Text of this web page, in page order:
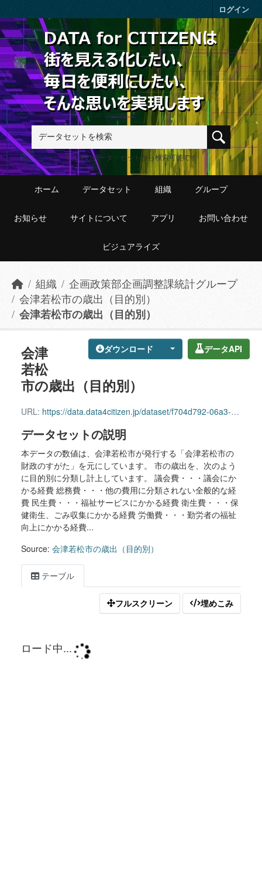
ログイン
411件のデータ・セットから検索可能です
ホーム データセット 組織 グループ
お知らせ サイトについて アプリ お問い合わせ
ビジュアライズ
組織
企画政策部企画調整課統計グループ
会津若松市の歳出（目的別）
会津若松市の歳出（目的別）
ダウンロード データAPI
会津
若松
市の歳出（目的別）
URL: https://data.data4citizen.jp/dataset/f704d792-06a3-417b-abe3-cefa765d4845/resource/21ad91d1-fcf5-4ac6-be7f-a19611df5212/download/oaizupurposeexpenditure.csv
データセットの説明
本データの数値は、会津若松市が発行する「会津若松市の
財政のすがた」を元にしています。 市の歳出を、次のよう
に目的別に分類し計上しています。 議会費・・・議会にか
かる経費 総務費・・・他の費用に分類されない全般的な経
費 民生費・・・福祉サービスにかかる経費 衛生費・・・保
健衛生、ごみ収集にかかる経費 労働費・・・勤労者の福祉
向上にかかる経費...
Source: 会津若松市の歳出（目的別）
テーブル
フルスクリーン 埋めこみ